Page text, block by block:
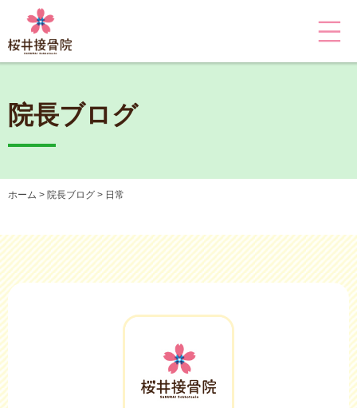
院長ブログ
ホーム 院長ブログ 日常